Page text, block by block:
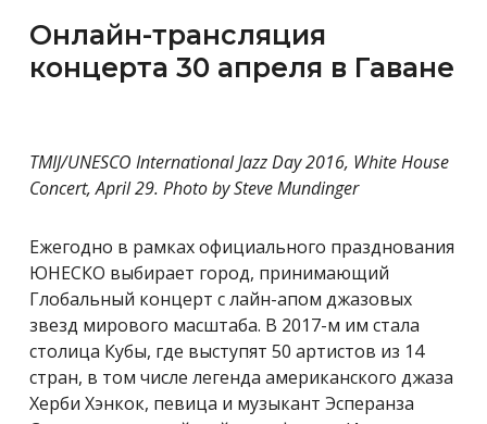
Онлайн-трансляция
концерта 30 апреля в Гаване
TMIJ/UNESCO International Jazz Day 2016, White House
Concert, April 29. Photo by Steve Mundinger
Ежегодно в рамках официального празднования
ЮНЕСКО выбирает город, принимающий
Глобальный концерт с лайн-апом джазовых
звезд мирового масштаба. В 2017-м им стала
столица Кубы, где выступят 50 артистов из 14
стран, в том числе легенда американского джаза
Херби Хэнкок, певица и музыкант Эсперанза